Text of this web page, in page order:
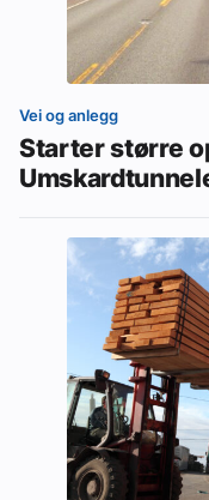
Vei og anlegg
Starter større